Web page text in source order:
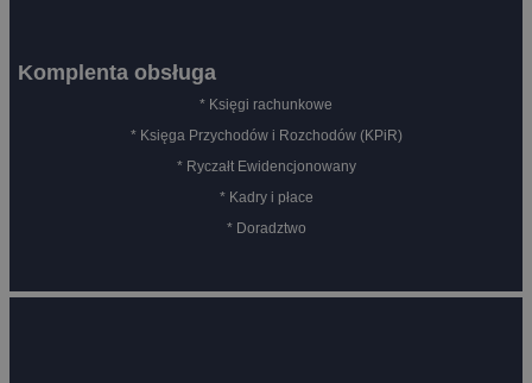
Komplenta obsługa
* Księgi rachunkowe
* Księga Przychodów i Rozchodów (KPiR)
* Ryczałt Ewidencjonowany
* Kadry i płace
* Doradztwo